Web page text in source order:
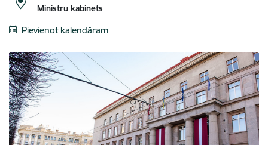
Ministru kabinets
Pievienot kalendāram